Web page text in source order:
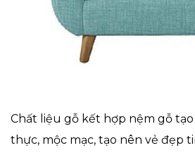
Chất liệu gỗ kết hợp nệm gỗ
thực, mộc mạc, tạo nên vẻ đẹp